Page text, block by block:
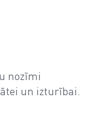
nozīmi
un izturībai.